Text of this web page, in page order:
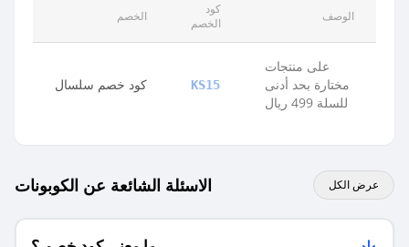
الخصم
كود
الخصم
الوصف
كود خصم سلسال KS15
على منتجات
مختارة بحد أدنى
للسلة 499 ريال
الاسئلة الشائعة عن الكوبونات عرض الكل